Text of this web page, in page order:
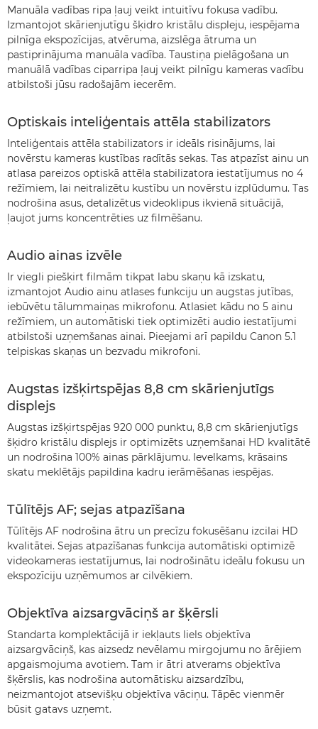
Manuāla vadības ripa ļauj veikt intuitīvu fokusa vadību.
Izmantojot skārienjutīgu šķidro kristālu displeju, iespējama
pilnīga ekspozīcijas, atvēruma, aizslēga ātruma un
pastiprinājuma manuāla vadība. Taustiņa pielāgošana un
manuālā vadības ciparripa ļauj veikt pilnīgu kameras vadību
atbilstoši jūsu radošajām iecerēm.
Optiskais inteliģentais attēla stabilizators
Inteliģentais attēla stabilizators ir ideāls risinājums, lai
novērstu kameras kustības radītās sekas. Tas atpazīst ainu un
atlasa pareizos optiskā attēla stabilizatora iestatījumus no 4
režīmiem, lai neitralizētu kustību un novērstu izplūdumu. Tas
nodrošina asus, detalizētus videoklipus ikvienā situācijā,
ļaujot jums koncentrēties uz filmēšanu.
Audio ainas izvēle
Ir viegli piešķirt filmām tikpat labu skaņu kā izskatu,
izmantojot Audio ainu atlases funkciju un augstas jutības,
iebūvētu tālummaiņas mikrofonu. Atlasiet kādu no 5 ainu
režīmiem, un automātiski tiek optimizēti audio iestatījumi
atbilstoši uzņemšanas ainai. Pieejami arī papildu Canon 5.1
telpiskas skaņas un bezvadu mikrofoni.
Augstas izšķirtspējas 8,8 cm skārienjutīgs
displejs
Augstas izšķirtspējas 920 000 punktu, 8,8 cm skārienjutīgs
šķidro kristālu displejs ir optimizēts uzņemšanai HD kvalitātē
un nodrošina 100% ainas pārklājumu. Ievelkams, krāsains
skatu meklētājs papildina kadru ierāmēšanas iespējas.
Tūlītējs AF; sejas atpazīšana
Tūlītējs AF nodrošina ātru un precīzu fokusēšanu izcilai HD
kvalitātei. Sejas atpazīšanas funkcija automātiski optimizē
videokameras iestatījumus, lai nodrošinātu ideālu fokusu un
ekspozīciju uzņēmumos ar cilvēkiem.
Objektīva aizsargvāciņš ar šķērsli
Standarta komplektācijā ir iekļauts liels objektīva
aizsargvāciņš, kas aizsedz nevēlamu mirgojumu no ārējiem
apgaismojuma avotiem. Tam ir ātri atverams objektīva
šķērslis, kas nodrošina automātisku aizsardzību,
neizmantojot atsevišķu objektīva vāciņu. Tāpēc vienmēr
būsit gatavs uzņemt.